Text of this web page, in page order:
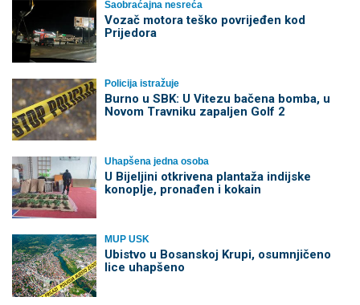
Saobraćajna nesreća
Vozač motora teško povrijeđen kod
Prijedora
Policija istražuje
Burno u SBK: U Vitezu bačena bomba, u
Novom Travniku zapaljen Golf 2
Uhapšena jedna osoba
​U Bijeljini otkrivena plantaža indijske
konoplje, pronađen i kokain
MUP USK
Ubistvo u Bosanskoj Krupi, osumnjičeno
lice uhapšeno